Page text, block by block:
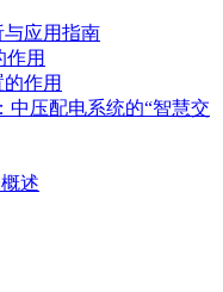
应用指南
作用
作用
中压配电系统的“智慧交
述